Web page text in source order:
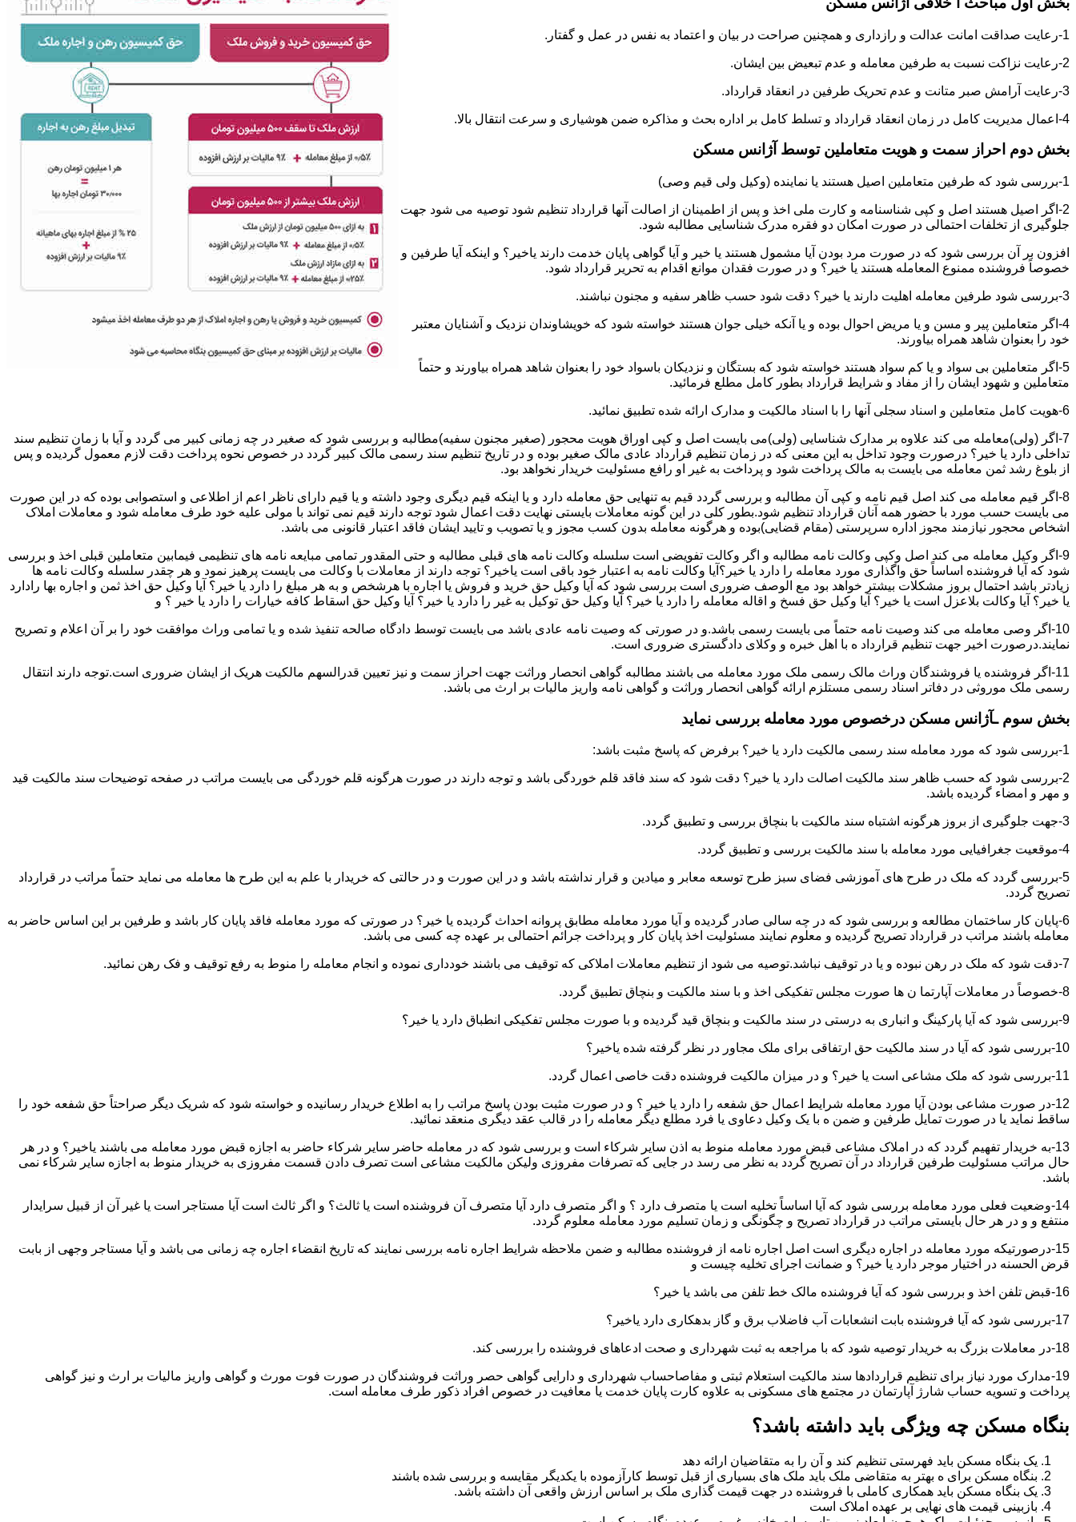
1-رعایت صداقت امانت عدالت و رازداری و همچنین صراحت در بیان و اعتماد به نفس در عمل و گفتار.
2-رعایت نزاکت نسبت به طرفین معامله و عدم تبعیض بین ایشان.
3-رعایت آرامش صبر متانت و عدم تحریک طرفین در انعقاد قرارداد.
4-اعمال مدیریت کامل در زمان انعقاد قرارداد و تسلط کامل بر اداره بحث و مذاکره ضمن هوشیاری و سرعت انتقال بالا.
بخش دوم احراز سمت و هویت متعاملین توسط آژانس مسکن
1-بررسی شود که طرفین متعاملین اصیل هستند یا نماینده (وکیل ولی قیم وصی)
2-اگر اصیل هستند اصل و کپی شناسنامه و کارت ملی اخذ و پس از اطمینان از اصالت آنها قرارداد تنظیم شود توصیه می شود جهت
جلوگیری از تخلفات احتمالی در صورت امکان دو فقره مدرک شناسایی مطالبه شود.
افزون بر آن بررسی شود که در صورت مرد بودن آیا مشمول هستند یا خیر و آیا گواهی پایان خدمت دارند یاخیر؟ و اینکه آیا طرفین و
خصوصاً فروشنده ممنوع المعامله هستند یا خیر؟ و در صورت فقدان موانع اقدام به تحریر قرارداد شود.
3-بررسی شود طرفین معامله اهلیت دارند یا خیر؟ دقت شود حسب ظاهر سفیه و مجنون نباشند.
4-اگر متعاملین پیر و مسن و یا مریض احوال بوده و یا آنکه خیلی جوان هستند خواسته شود که خویشاوندان نزدیک و آشنایان معتبر
خود را بعنوان شاهد همراه بیاورند.
5-اگر متعاملین بی سواد و یا کم سواد هستند خواسته شود که بستگان و نزدیکان باسواد خود را بعنوان شاهد همراه بیاورند و حتماً
متعاملین و شهود ایشان را از مفاد و شرایط قرارداد بطور کامل مطلع فرمائید.
6-هویت کامل متعاملین و اسناد سجلی آنها را با اسناد مالکیت و مدارک ارائه شده تطبیق نمائید.
7-اگر (ولی)معامله می کند علاوه بر مدارک شناسایی (ولی)می بایست اصل و کپی اوراق هویت محجور (صغیر مجنون سفیه)مطالبه و بررسی شود که صغیر در چه زمانی کبیر می گردد و آیا با زمان تنظیم سند
تداخلی دارد یا خیر؟ درصورت وجود تداخل به این معنی که در زمان تنظیم قرارداد عادی مالک صغیر بوده و در تاریخ تنظیم سند رسمی مالک کبیر گردد در خصوص نحوه پرداخت دقت لازم معمول گردیده و پس
از بلوغ رشد ثمن معامله می بایست به مالک پرداخت شود و پرداخت به غیر او رافع مسئولیت خریدار نخواهد بود.
8-اگر قیم معامله می کند اصل قیم نامه و کپی آن مطالبه و بررسی گردد قیم به تنهایی حق معامله دارد و یا اینکه قیم دیگری وجود داشته و یا قیم دارای ناظر اعم از اطلاعی و استصوابی بوده که در این صورت
می بایست حسب مورد با حضور همه آنان قرارداد تنظیم شود.بطور کلی در این گونه معاملات بایستی نهایت دقت اعمال شود توجه دارند قیم نمی تواند با مولی علیه خود طرف معامله شود و معاملات املاک
اشخاص محجور نیازمند مجوز اداره سرپرستی (مقام قضایی)بوده و هرگونه معامله بدون کسب مجوز و یا تصویب و تایید ایشان فاقد اعتبار قانونی می باشد.
9-اگر وکیل معامله می کند اصل وکپی وکالت نامه مطالبه و اگر وکالت تفویضی است سلسله وکالت نامه های قبلی مطالبه و حتی المقدور تمامی مبایعه نامه های تنظیمی فیمابین متعاملین قبلی اخذ و بررسی
شود که آیا فروشنده اساساً حق واگذاری مورد معامله را دارد یا خیر؟آیا وکالت نامه به اعتبار خود باقی است یاخیر؟ توجه دارند از معاملات با وکالت می بایست پرهیز نمود و هر چقدر سلسله وکالت نامه ها
زیادتر باشد احتمال بروز مشکلات بیشتر خواهد بود مع الوصف ضروری است بررسی شود که آیا وکیل حق خرید و فروش یا اجاره با هرشخص و به هر مبلغ را دارد یا خیر؟ آیا وکیل حق اخذ ثمن و اجاره بها رادارد
یا خیر؟ آیا وکالت بلاعزل است یا خیر؟ آیا وکیل حق فسخ و اقاله معامله را دارد یا خیر؟ آیا وکیل حق توکیل به غیر را دارد یا خیر؟ آیا وکیل حق اسقاط کافه خیارات را دارد یا خیر ؟ و
10-اگر وصی معامله می کند وصیت نامه حتماً می بایست رسمی باشد.و در صورتی که وصیت نامه عادی باشد می بایست توسط دادگاه صالحه تنفیذ شده و یا تمامی وراث موافقت خود را بر آن اعلام و تصریح
نمایند.درصورت اخیر جهت تنظیم قرارداد ه با اهل خبره و وکلای دادگستری ضروری است.
11-اگر فروشنده یا فروشندگان وراث مالک رسمی ملک مورد معامله می باشند مطالبه گواهی انحصار وراثت جهت احراز سمت و نیز تعیین قدرالسهم مالکیت هریک از ایشان ضروری است.توجه دارند انتقال
رسمی ملک موروثی در دفاتر اسناد رسمی مستلزم ارائه گواهی انحصار وراثت و گواهی نامه واریز مالیات بر ارث می باشد.
بخش سوم ـآژانس مسکن درخصوص مورد معامله بررسی نماید
1-بررسی شود که مورد معامله سند رسمی مالکیت دارد یا خیر؟ برفرض که پاسخ مثبت باشد:
2-بررسی شود که حسب ظاهر سند مالکیت اصالت دارد یا خیر؟ دقت شود که سند فاقد قلم خوردگی باشد و توجه دارند در صورت هرگونه قلم خوردگی می بایست مراتب در صفحه توضیحات سند مالکیت قید
و مهر و امضاء گردیده باشد.
3-جهت جلوگیری از بروز هرگونه اشتباه سند مالکیت با بنچاق بررسی و تطبیق گردد.
4-موقعیت جغرافیایی مورد معامله با سند مالکیت بررسی و تطبیق گردد.
5-بررسی گردد که ملک در طرح های آموزشی فضای سبز طرح توسعه معابر و میادین و قرار نداشته باشد و در این صورت و در حالتی که خریدار با علم به این طرح ها معامله می نماید حتماً مراتب در قرارداد
تصریح گردد.
6-پایان کار ساختمان مطالعه و بررسی شود که در چه سالی صادر گردیده و آیا مورد معامله مطابق پروانه احداث گردیده یا خیر؟ در صورتی که مورد معامله فاقد پایان کار باشد و طرفین بر این اساس حاضر به
معامله باشند مراتب در قرارداد تصریح گردیده و معلوم نمایند مسئولیت اخذ پایان کار و پرداخت جرائم احتمالی بر عهده چه کسی می باشد.
7-دقت شود که ملک در رهن نبوده و یا در توقیف نباشد.توصیه می شود از تنظیم معاملات املاکی که توقیف می باشند خودداری نموده و انجام معامله را منوط به رفع توقیف و فک رهن نمائید.
8-خصوصاً در معاملات آپارتما ن ها صورت مجلس تفکیکی اخذ و با سند مالکیت و بنچاق تطبیق گردد.
9-بررسی شود که آیا پارکینگ و انباری به درستی در سند مالکیت و بنچاق قید گردیده و با صورت مجلس تفکیکی انطباق دارد یا خیر؟
10-بررسی شود که آیا در سند مالکیت حق ارتفاقی برای ملک مجاور در نظر گرفته شده یاخیر؟
11-بررسی شود که ملک مشاعی است یا خیر؟ و در میزان مالکیت فروشنده دقت خاصی اعمال گردد.
12-در صورت مشاعی بودن آیا مورد معامله شرایط اعمال حق شفعه را دارد یا خیر ؟ و در صورت مثبت بودن پاسخ مراتب را به اطلاع خریدار رسانیده و خواسته شود که شریک دیگر صراحتاً حق شفعه خود را
ساقط نماید یا در صورت تمایل طرفین و ضمن ه با یک وکیل دعاوی یا فرد مطلع دیگر معامله را در قالب عقد دیگری منعقد نمائید.
13-به خریدار تفهیم گردد که در املاک مشاعی قبض مورد معامله منوط به اذن سایر شرکاء است و بررسی شود که در معامله حاضر سایر شرکاء حاضر به اجازه قبض مورد معامله می باشند یاخیر؟ و در هر
حال مراتب مسئولیت طرفین قرارداد در آن تصریح گردد به نظر می رسد در جایی که تصرفات مفروزی ولیکن مالکیت مشاعی است تصرف دادن قسمت مفروزی به خریدار منوط به اجازه سایر شرکاء نمی
باشد.
14-وضعیت فعلی مورد معامله بررسی شود که آیا اساساً تخلیه است یا متصرف دارد ؟ و اگر متصرف دارد آیا متصرف آن فروشنده است یا ثالث؟ و اگر ثالث است آیا مستاجر است یا غیر آن از قبیل سرایدار
منتفع و و در هر حال بایستی مراتب در قرارداد تصریح و چگونگی و زمان تسلیم مورد معامله معلوم گردد.
15-درصورتیکه مورد معامله در اجاره دیگری است اصل اجاره نامه از فروشنده مطالبه و ضمن ملاحظه شرایط اجاره نامه بررسی نمایند که تاریخ انقضاء اجاره چه زمانی می باشد و آیا مستاجر وجهی از بابت
قرض الحسنه در اختیار موجر دارد یا خیر؟ و ضمانت اجرای تخلیه چیست و
16-قبض تلفن اخذ و بررسی شود که آیا فروشنده مالک خط تلفن می باشد یا خیر؟
17-بررسی شود که آیا فروشنده بابت انشعابات آب فاضلاب برق و گاز بدهکاری دارد یاخیر؟
18-در معاملات بزرگ به خریدار توصیه شود که با مراجعه به ثبت شهرداری و صحت ادعاهای فروشنده را بررسی کند.
19-مدارک مورد نیاز برای تنظیم قراردادها سند مالکیت استعلام ثبتی و مفاصاحساب شهرداری و دارایی گواهی حصر وراثت فروشندگان در صورت فوت مورث و گواهی واریز مالیات بر ارث و نیز گواهی
پرداخت و تسویه حساب شارژ آپارتمان در مجتمع های مسکونی به علاوه کارت پایان خدمت یا معافیت در خصوص افراد ذکور طرف معامله است.
بنگاه مسکن چه ویژگی باید داشته باشد؟
یک بنگاه مسکن باید فهرستی تنظیم کند و آن را به متقاضیان ارائه دهد
بنگاه مسکن برای ه بهتر به متقاضی ملک باید ملک های بسیاری از قبل توسط کارآزموده با یکدیگر مقایسه و بررسی شده باشند
یک بنگاه مسکن باید همکاری کاملی با فروشنده در جهت قیمت گذاری ملک بر اساس ارزش واقعی آن داشته باشد.
بازبینی قیمت های نهایی بر عهده املاک است